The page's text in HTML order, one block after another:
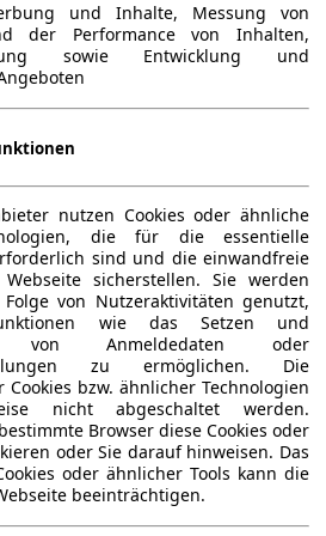
mm
( 2018 - 2021)
mm
und Inhalte, Messung von
der Performance von Inhalten,
sowie Entwicklung und
nutzen Cookies oder ähnliche
die für die essentielle
sind und die einwandfreie
sicherstellen. Sie werden
von Nutzeraktivitäten genutzt,
wie das Setzen und
von Anmeldedaten oder
zu ermöglichen. Die
Cookies bzw. ähnlicher Technologien
nicht abgeschaltet werden.
Browser diese Cookies oder
oder Sie darauf hinweisen. Das
oder ähnlicher Tools kann die
beeinträchtigen.